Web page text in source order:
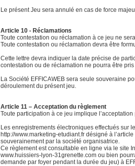
Le présent Jeu sera annulé en cas de force
Article 10 - Réclamations
Toute contestation ou réclamation à ce jeu ne
Toute contestation ou réclamation devra être
Cette lettre devra indiquer la date précise de
contestation ou de réclamation ne pourra être
La Société EFFICAWEB sera seule souveraine
déroulement du présent jeu.
Article 11 – Acceptation du règlement
Toute participation à ce jeu implique
Les enregistrements électroniques effectués sur
http://www.marketing-etudiant.fr désigné à
souverainement par la société organisatrice.
Ce règlement est consultable en ligne via le site
www.huissiers-lyon-31grenette.com ou bien
demande par foyer pendant la durée du jeu) à